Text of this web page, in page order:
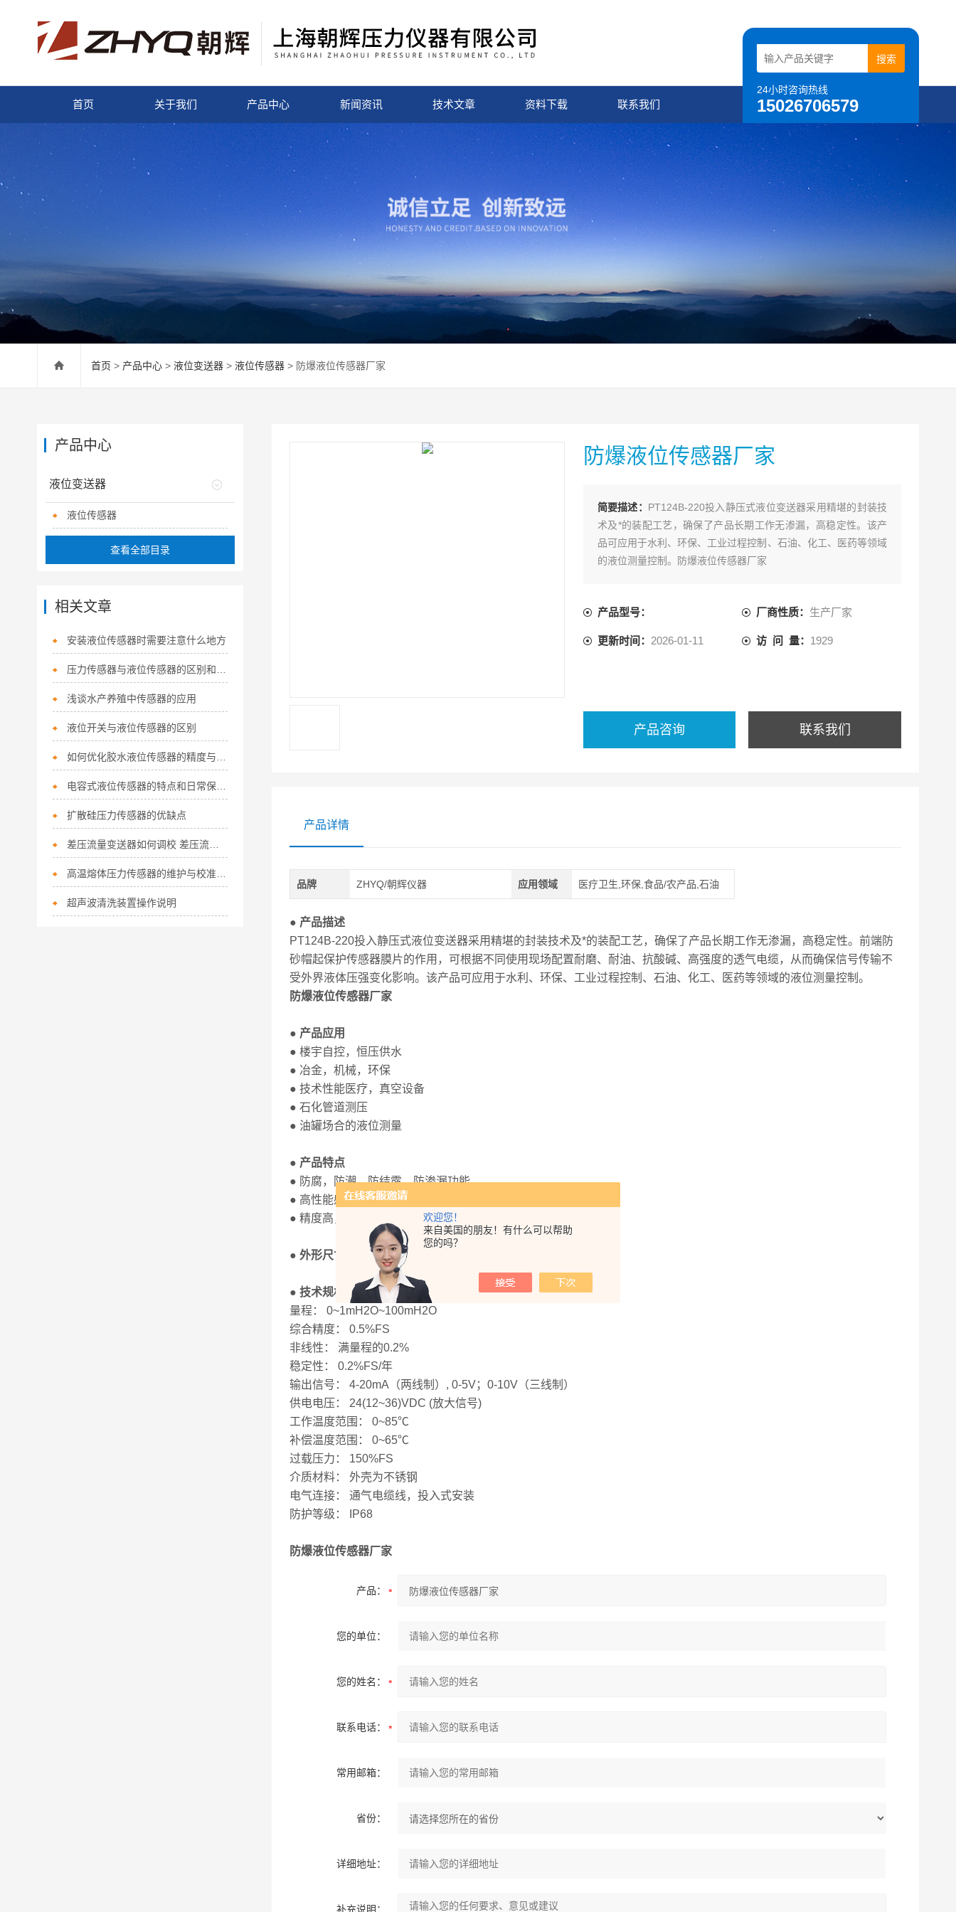
欢迎您！
来自美国的朋友！有什么可以帮助
您的吗？
24小时咨询热线
15026706579
首页 关于我们 产品中心 新闻资讯 技术文章 资料下载 联系我们
首页 > 产品中心 > 液位变送器 > 液位传感器 > 防爆液位传感器厂家
防爆液位传感器厂家
简要描述： PT124B-220投入静压式液位变送器采用精堪的封装技
术及*的装配工艺，确保了产品长期工作无渗漏，高稳定性。该产
品可应用于水利、环保、工业过程控制、石油、化工、医药等领域
的液位测量控制。防爆液位传感器厂家
产品型号： 厂商性质： 生产厂家
更新时间： 2026-01-11 访 问 量： 1929
产品咨询 联系我们
产品详情
品牌 ZHYQ/朝辉仪器 应用领域 医疗卫生,环保,食品/农产品,石油
● 产品描述
PT124B-220投入静压式液位变送器采用精堪的封装技术及*的装配工艺，确保了产品长期工作无渗漏，高稳定性。前端防
砂帽起保护传感器膜片的作用，可根据不同使用现场配置耐磨、耐油、抗酸碱、高强度的透气电缆，从而确保信号传输不
受外界液体压强变化影响。该产品可应用于水利、环保、工业过程控制、石油、化工、医药等领域的液位测量控制。
防爆液位传感器厂家
● 产品应用
● 楼宇自控，恒压供水
● 冶金，机械，环保
● 技术性能医疗，真空设备
● 石化管道测压
● 油罐场合的液位测量
● 产品特点
● 防腐，防潮，防结露，防渗漏功能
● 高性能感压芯体，温漂小
● 精度高，稳定性好，使用寿命长
● 外形尺寸
● 技术规格
量程： 0~1mH2O~100mH2O
综合精度： 0.5%FS
非线性： 满量程的0.2%
稳定性： 0.2%FS/年
输出信号： 4-20mA（两线制）, 0-5V；0-10V（三线制）
供电电压： 24(12~36)VDC (放大信号)
工作温度范围： 0~85℃
补偿温度范围： 0~65℃
过载压力： 150%FS
介质材料： 外壳为不锈钢
电气连接： 通气电缆线，投入式安装
防护等级： IP68
防爆液位传感器厂家
产品：
您的单位：
您的姓名：
联系电话：
常用邮箱：
省份：
详细地址：
补充说明：
产品中心
液位变送器
液位传感器
查看全部目录
相关文章
安装液位传感器时需要注意什么地方
浅谈水产养殖中传感器的应用
液位开关与液位传感器的区别
电容式液位传感器的特点和日常保养注意点
扩散硅压力传感器的优缺点
差压流量变送器如何调校 差压流量变送器的校验方法
超声波清洗装置操作说明